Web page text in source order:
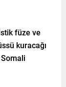
füze ve
kuracağı